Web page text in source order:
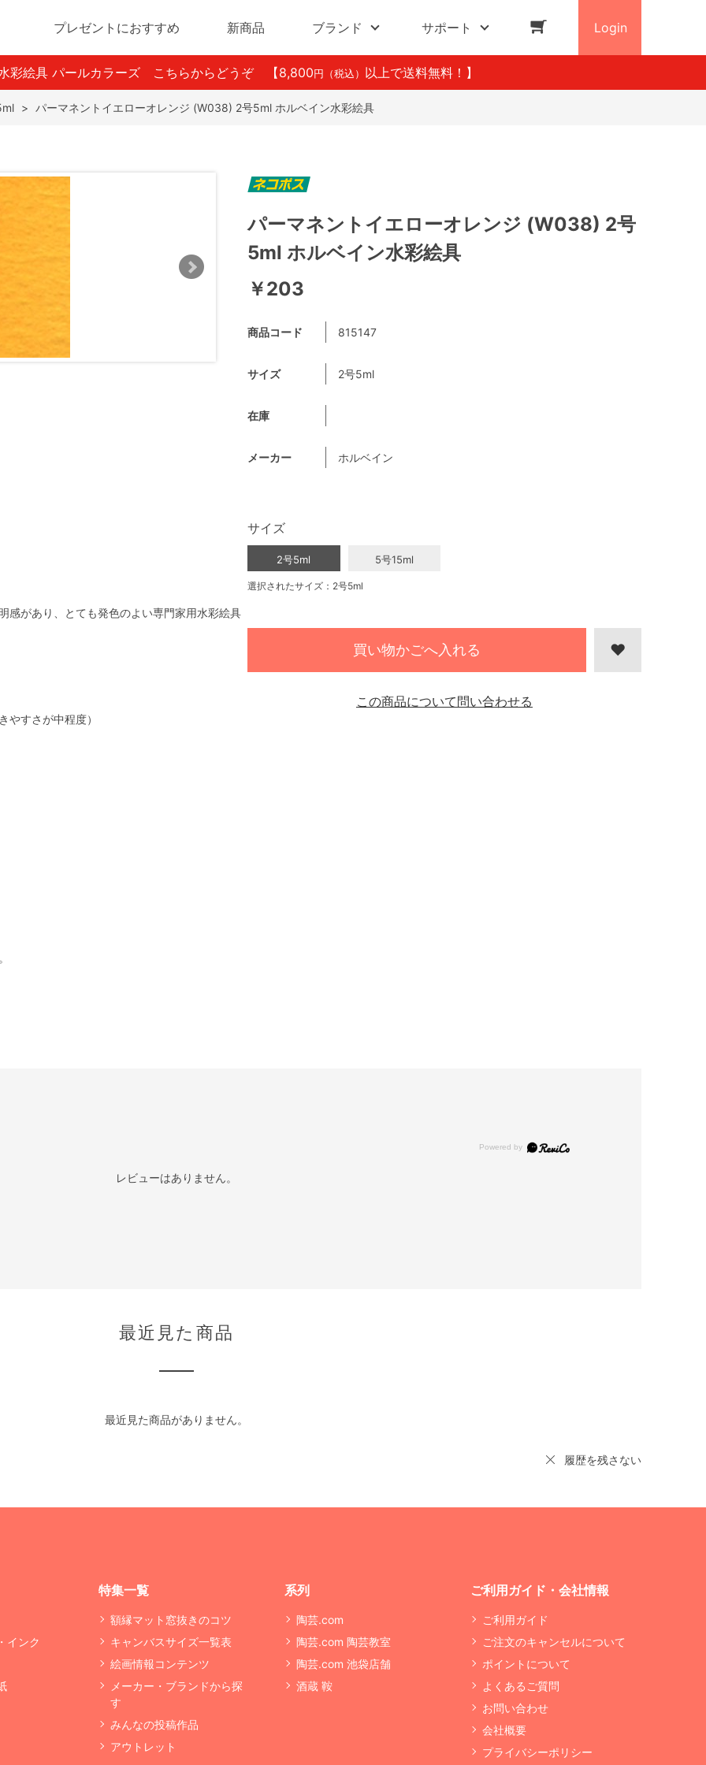
プレゼントにおすすめ 新商品 ブランド サポート Login
彩絵具 パールカラーズ こちらからどうぞ 【8,800 円（税込） 以上で送料無料！】
> パーマネントイエローオレンジ (W038) 2号5ml ホルベイン水彩絵具
感があり、とても発色のよい専門家用水彩絵具
やすさが中程度）
パーマネントイエローオレンジ (W038) 2号
5ml ホルベイン水彩絵具
￥203
商品コード 815147
サイズ 2号5ml
在庫
メーカー ホルベイン
サイズ
2号5ml 5号15ml
選択されたサイズ：2号5ml
買い物かごへ入れる
この商品について問い合わせる
レビューはありません。
最近見た商品
最近見た商品がありません。
履歴を残さない
インク
特集一覧
額縁マット窓抜きのコツ
キャンバスサイズ一覧表
絵画情報コンテンツ
メーカー・ブランドから探
す
みんなの投稿作品
アウトレット
系列
陶芸.com
陶芸.com 陶芸教室
陶芸.com 池袋店舗
酒蔵 鞍
ご利用ガイド・会社情報
ご利用ガイド
ご注文のキャンセルについて
ポイントについて
よくあるご質問
お問い合わせ
会社概要
プライバシーポリシー